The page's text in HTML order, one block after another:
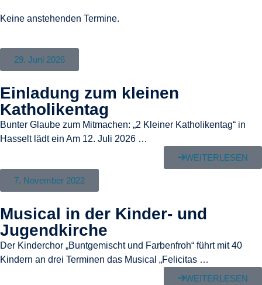
Keine anstehenden Termine.
29. Juni 2026
Einladung zum kleinen
Katholikentag
Bunter Glaube zum Mitmachen: „2 Kleiner Katholikentag“ in
Hasselt lädt ein Am 12. Juli 2026 …
WEITERLESEN
7. November 2022
Musical in der Kinder- und
Jugendkirche
Der Kinderchor „Buntgemischt und Farbenfroh“ führt mit 40
Kindern an drei Terminen das Musical „Felicitas …
WEITERLESEN